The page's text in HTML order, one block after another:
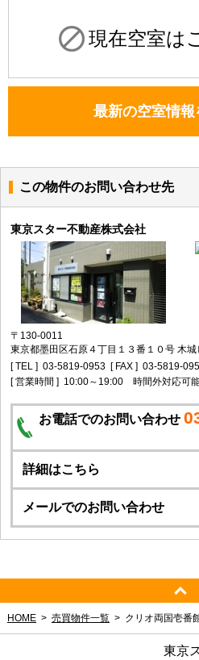
現在空室は
最新の空室情報
この物件のお問い合わせ先
東京スター不動産株式会社
〒130-0011
東京都墨田区石原４丁目１３番１０号 木
[ TEL ] 03-5819-0953 [ FAX ] 03-5819-
[ 営業時間 ] 10:00～19:00 時間外対応可
お電話でのお問い合わせ
詳細はこちら
メールでのお問い合わせ
HOME 売買物件一覧 クリオ両国壱番
東京